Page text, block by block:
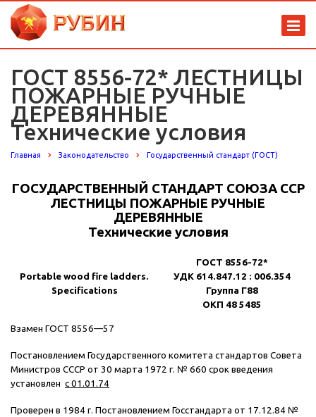
ГОСТ 8556-72* ЛЕСТНИЦЫ
ПОЖАРНЫЕ РУЧНЫЕ
ДЕРЕВЯННЫЕ
Технические условия
Главная Законодательство Государственный стандарт (ГОСТ)
ГОСУДАРСТВЕННЫЙ СТАНДАРТ СОЮЗА ССР
ЛЕСТНИЦЫ ПОЖАРНЫЕ РУЧНЫЕ
ДЕРЕВЯННЫЕ
Технические условия
Portable wood fire ladders.
Specifications
ГОСТ 8556-72*
УДК 614.847.12 : 006.354
Группа Г88
ОКП 48 5485
Взамен ГОСТ 8556—57
Постановлением Государственного комитета стандартов Совета
Министров СССР от 30 марта 1972 г. № 660 срок введения
установлен с 01.01.74
Проверен в 1984 г. Постановлением Госстандарта от 17.12.84 №